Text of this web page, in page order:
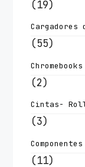
(19)
(55)
Chromebooks
(2)
Cintas-
(3)
(11)